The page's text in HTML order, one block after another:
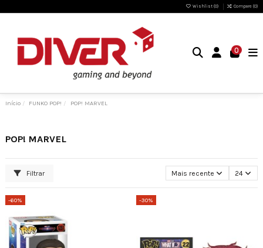
Wishlist (0) Compare (0)
0
Início FUNKO POP! POP! MARVEL
POP! MARVEL
Filtrar Mais recente 24
-60% -30%